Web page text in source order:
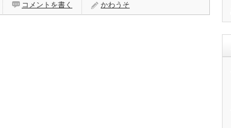
コメントを書く かわうそ